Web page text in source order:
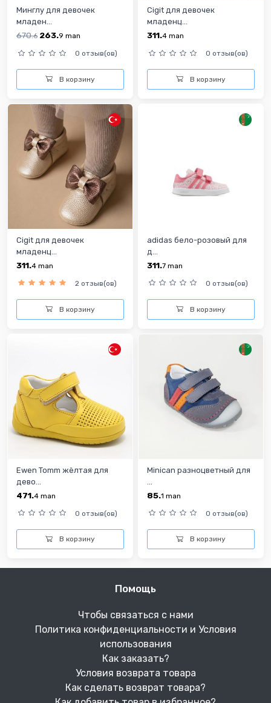
Минглу для девочек
младен...
670.6 263.9 man
0 отзыв(ов)
В корзину
Cigit для девочек
младенц...
311.4 man
0 отзыв(ов)
В корзину
Cigit для девочек
младенц...
311.4 man
2 отзыв(ов)
В корзину
adidas бело-розовый для
д...
311.7 man
0 отзыв(ов)
В корзину
Ewen Tomm жёлтая для
дево...
471.4 man
0 отзыв(ов)
В корзину
Minican разноцветный для
85.1 man
0 отзыв(ов)
В корзину
Помощь
Чтобы связаться с нами
Политика конфиденциальности и Условия
использования
Как заказать?
Условия возврата товара
Как сделать возврат товара?